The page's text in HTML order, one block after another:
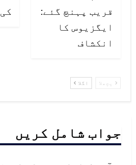
قریب پہنچ گئے:
ایگزیوس کا
انکشاف
پچھلا اگلا
جواب شامل کریں